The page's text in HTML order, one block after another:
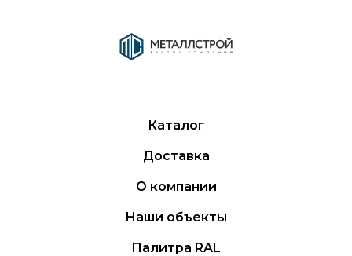
Каталог
Доставка
О компании
Наши объекты
Палитра RAL